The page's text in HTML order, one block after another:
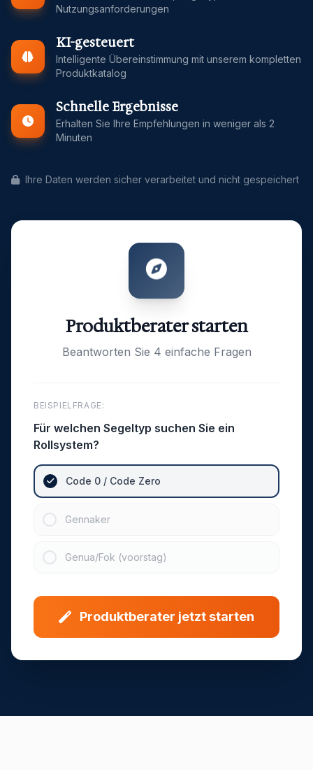
Nutzungsanforderungen
KI-gesteuert
Intelligente Übereinstimmung mit unserem kompletten
Produktkatalog
Schnelle Ergebnisse
Erhalten Sie Ihre Empfehlungen in weniger als 2
Minuten
Ihre Daten werden sicher verarbeitet und nicht gespeichert
Produktberater starten
Beantworten Sie 4 einfache Fragen
BEISPIELFRAGE:
Für welchen Segeltyp suchen Sie ein
Rollsystem?
Code 0 / Code Zero
Gennaker
Genua/Fok (voorstag)
Produktberater jetzt starten